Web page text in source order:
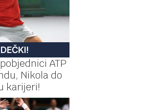
ATP
Nikola do
karijeri!